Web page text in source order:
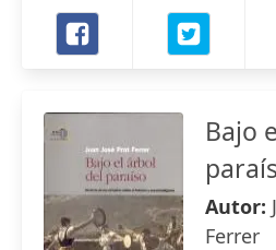
Bajo
Autor:
Ferrer